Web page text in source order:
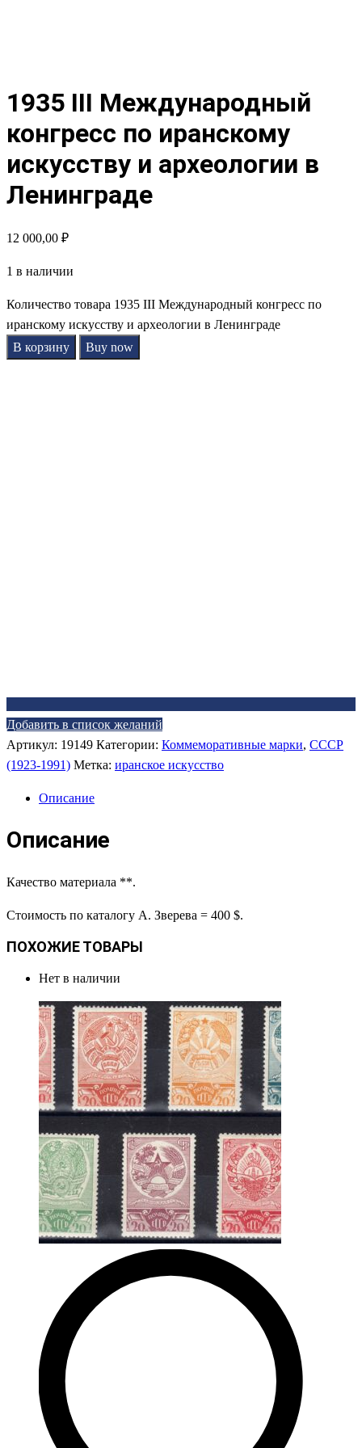
1935 III Международный
конгресс по иранскому
искусству и археологии в
Ленинграде
12 000,00 ₽
1 в наличии
Количество товара 1935 III Международный конгресс по
иранскому искусству и археологии в Ленинграде
В корзину
Buy now
Добавить в список желаний
Артикул: 19149 Категории: Коммеморативные марки, СССР
(1923-1991) Метка: иранское искусство
Описание
Описание
Качество материала **.
Стоимость по каталогу А. Зверева = 400 $.
ПОХОЖИЕ ТОВАРЫ
Нет в наличии